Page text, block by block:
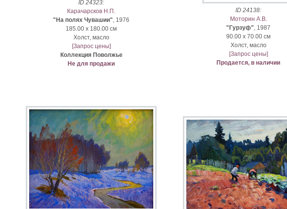
ID 24323:
Карачарсков Н.П.
"На полях Чувашии" , 1976
185.00 x 180.00 см
Xолст, масло
[Запрос цены]
Коллекция Поволжье
Не для продажи
ID 24138:
Моторин А.В.
"Гурзуф" , 1987
90.00 x 70.00 см
Xолст, масло
[Запрос цены]
Продается, в наличии